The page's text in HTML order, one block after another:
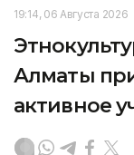
19:14, 06 Августа 2026
Алматы
активное